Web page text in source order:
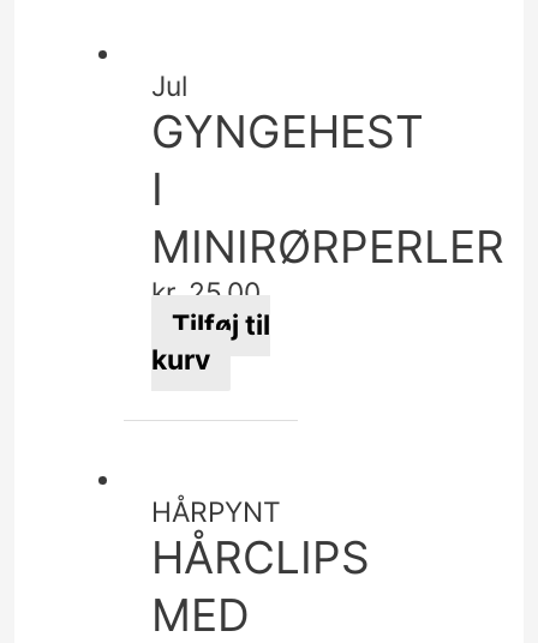
flere
varianter.
Mulighederne
kan
vælges
på
varesiden
Jul
GYNGEHEST
I
MINIRØRPERLER
kr. 25,00
Tilføj til
kurv
HÅRPYNT
HÅRCLIPS
MED